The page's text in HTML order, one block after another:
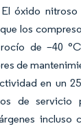
óxido nitroso
los
de –40
de
en un
de servicio
incluso